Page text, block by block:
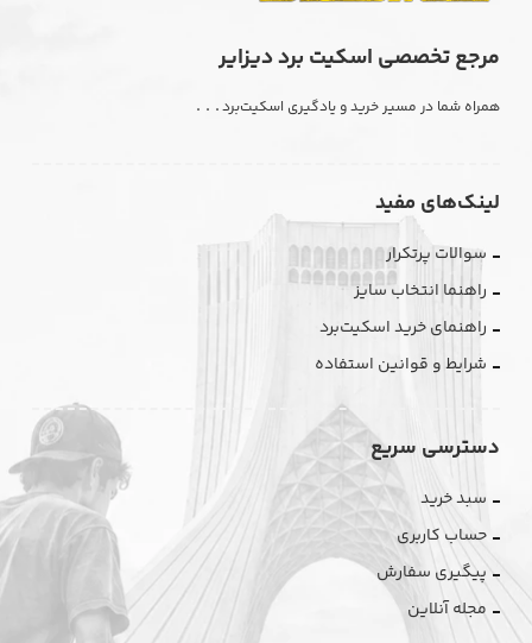
مرجع تخصصی اسکیت برد دیزایر
همراه شما در مسیر خرید و یادگیری اسکیت‌برد. . .
لینک‌های مفید
سوالات پرتکرار
راهنما انتخاب سایز
راهنمای خرید اسکیت‌برد
شرایط و قوانین استفاده
دسترسی سریع
سبد خرید
حساب کاربری
پیگیری سفارش
مجله آنلاین